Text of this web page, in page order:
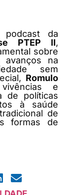
podcast da
PTEP II,
sobre
na
sem
Romulo
e
de políticas
à saúde
de
formas de